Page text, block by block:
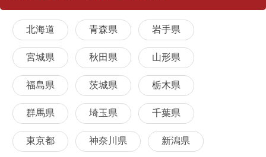
北海道 青森県 岩手県
宮城県 秋田県 山形県
福島県 茨城県 栃木県
群馬県 埼玉県 千葉県
東京都 神奈川県 新潟県